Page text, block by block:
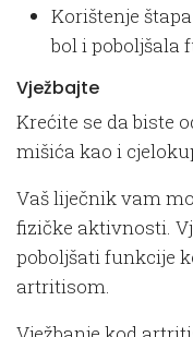
Korištenje
bol i poboljšala
Vježbajte
Krećite se da biste
mišića kao i
Vaš liječnik vam
fizičke aktivnosti.
poboljšati funkcije
artritisom.